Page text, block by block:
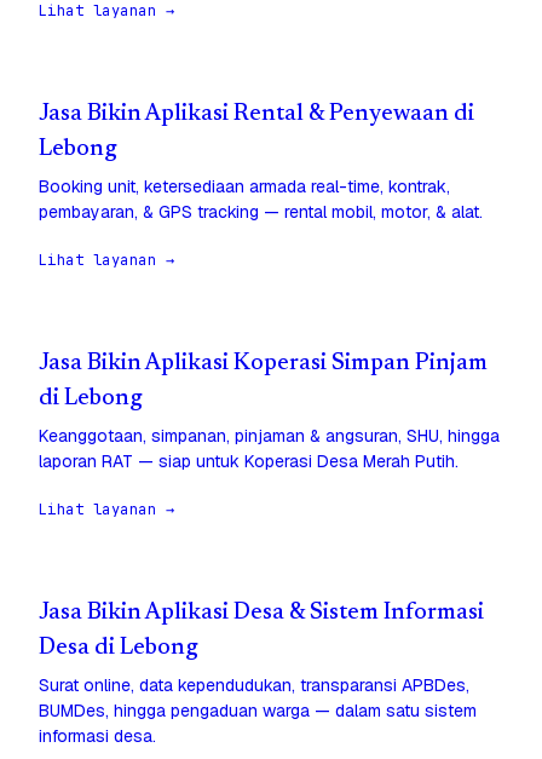
Lihat layanan →
Jasa Bikin Aplikasi Rental & Penyewaan di
Lebong
Booking unit, ketersediaan armada real-time, kontrak,
pembayaran, & GPS tracking — rental mobil, motor, & alat.
Lihat layanan →
Jasa Bikin Aplikasi Koperasi Simpan Pinjam
di Lebong
Keanggotaan, simpanan, pinjaman & angsuran, SHU, hingga
laporan RAT — siap untuk Koperasi Desa Merah Putih.
Lihat layanan →
Jasa Bikin Aplikasi Desa & Sistem Informasi
Desa di Lebong
Surat online, data kependudukan, transparansi APBDes,
BUMDes, hingga pengaduan warga — dalam satu sistem
informasi desa.